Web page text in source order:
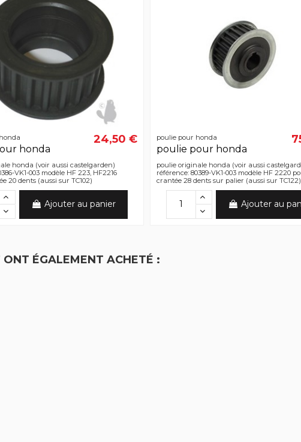
honda
24,50 €
honda (voir aussi castelgarden)
VK1-003 modèle HF 223, HF2216
20 dents (aussi sur TC102)
Ajouter au panier
poulie pour honda
poulie pour honda
poulie originale honda (voir aussi
référence: 80389-VK1-003 modèle HF 2220
crantée 28 dents sur palier (aussi sur TC122)
Ajouter au
ÉGALEMENT ACHETÉ :